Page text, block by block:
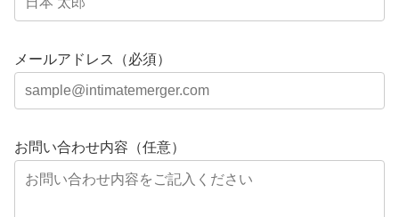
メールアドレス（必須）
お問い合わせ内容（任意）